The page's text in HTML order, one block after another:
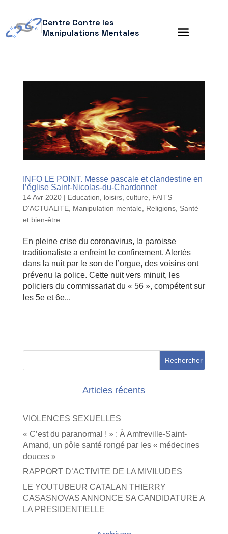
Centre Contre les
Manipulations Mentales
INFO LE POINT. Messe pascale et clandestine en
l’église Saint-Nicolas-du-Chardonnet
14 Avr 2020| Education, loisirs, culture
FAITS
D'ACTUALITE, Manipulation mentale Religions, Santé
et bien-être
En pleine crise du coronavirus, la paroisse
traditionaliste a enfreint le confinement. Alertés
dans la nuit par le son de l’orgue, des voisins ont
prévenu la police. Cette nuit vers minuit, les
policiers du commissariat du « 56 », compétent sur
les 5e et 6e...
Articles récents
VIOLENCES SEXUELLES
« C’est du paranormal ! » : À Amfreville-Saint-
Amand, un pôle santé rongé par les « médecines
douces »
RAPPORT D’ACTIVITE DE LA MIVILUDES
LE YOUTUBEUR CATALAN THIERRY
CASASNOVAS ANNONCE SA CANDIDATURE A
LA PRESIDENTIELLE